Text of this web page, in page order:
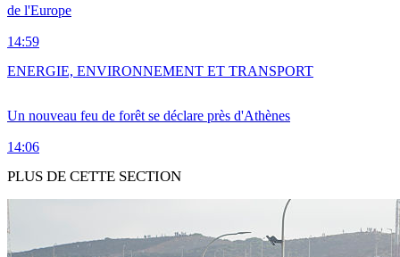
de l'Europe
14:59
Un nouveau feu de forêt se déclare près d'Athènes
14:06
ENERGIE, ENVIRONNEMENT ET TRANSPORT
PLUS DE CETTE SECTION